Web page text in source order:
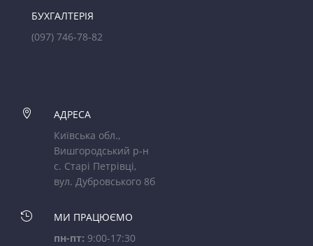
БУХГАЛТЕРІЯ
(097) 746-78-82

АДРЕСА
Київська обл.,
Вишгородський р-н
с. Старі Петрівці,
вул. Дубровського 8б

МИ ПРАЦЮЄМО
пн-пт: 9:00-17:30